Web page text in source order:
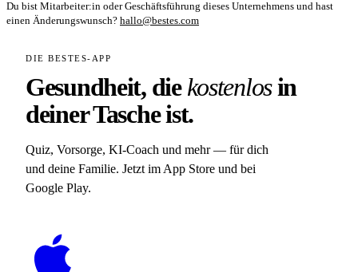
Du bist Mitarbeiter:in oder Geschäftsführung dieses Unternehmens und hast
einen Änderungswunsch? hallo@bestes.com
DIE BESTES-APP
Gesundheit, diekostenlosin
deiner Tasche ist.
Quiz, Vorsorge, KI-Coach und mehr — für dich
und deine Familie. Jetzt im App Store und bei
Google Play.